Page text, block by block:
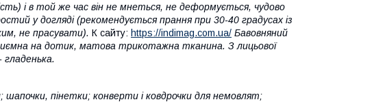
і в той же час він не мнеться, не деформується, чудово
у догляді (рекомендується прання при 30-40 градусах із
не прасувати). К сайту: https://indimag.com.ua/ Бавовняний
на дотик, матова трикотажна тканина. З лицьової
пінетки; конверти і ковдрочки для немовлят;